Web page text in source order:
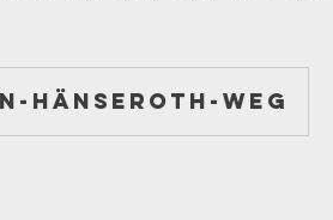
Hänseroth-Weg